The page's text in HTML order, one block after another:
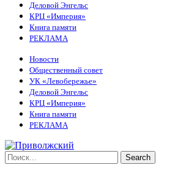
Деловой Энгельс
КРЦ «Империя»
Книга памяти
РЕКЛАМА
Новости
Общественный совет
УК «Левобережье»
Деловой Энгельс
КРЦ «Империя»
Книга памяти
РЕКЛАМА